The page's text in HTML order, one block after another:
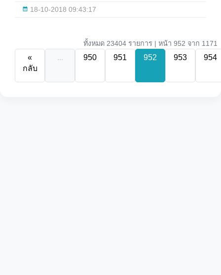
18-10-2018 09:43:17
ทั้งหมด 23404 รายการ | หน้า 952 จาก 1171
«
กลับ
... 950 951 952 953 954